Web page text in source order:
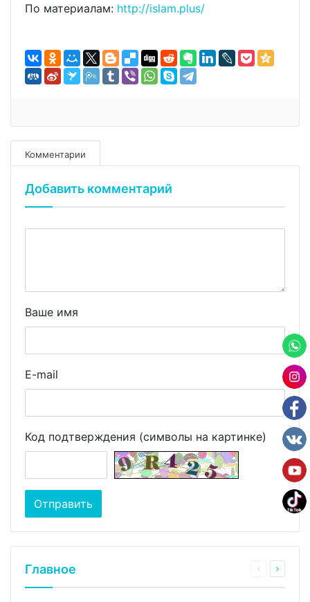
По материалам: http://islam.plus/
Комментарии
Добавить комментарий
Ваше имя
E-mail
Код подтверждения (символы на картинке)
Главное